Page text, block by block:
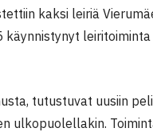
kaksi leiriä
tutustuvat uusiin
ulkopuolellakin.